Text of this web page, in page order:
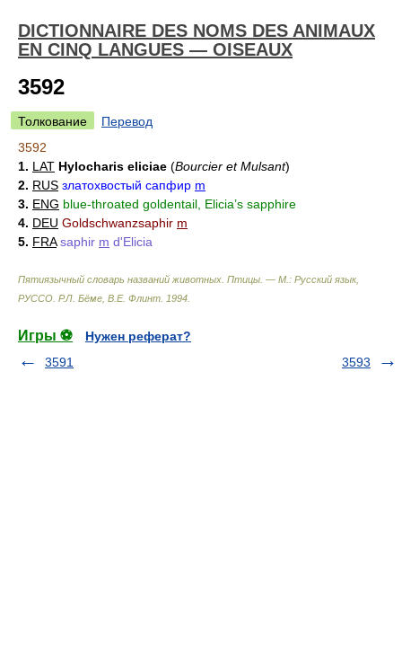
DICTIONNAIRE DES NOMS DES ANIMAUX
EN CINQ LANGUES — OISEAUX
3592
Толкование
Перевод
3592
1. LAT Hylocharis eliciae (Bourcier et Mulsant)
2. RUS златохвостый сапфир m
3. ENG blue-throated goldentail, Elicia’s sapphire
4. DEU Goldschwanzsaphir m
5. FRA saphir m d'Elicia
Пятиязычный словарь названий животных. Птицы. — М.: Русский язык,
РУССО Р.Л. Бёме, В.Е. Флинт 1994
Игры ⚽
Нужен реферат?
3591
3593